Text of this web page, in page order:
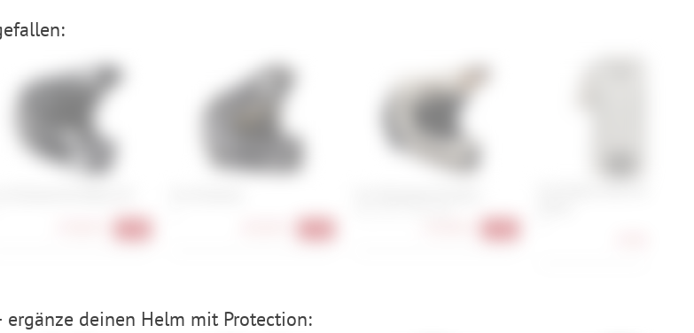
deinen Helm mit Protection: